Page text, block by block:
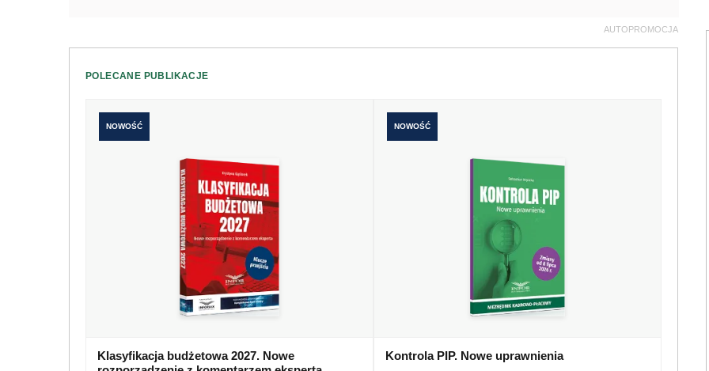
AUTOPROMOCJA
POLECANE PUBLIKACJE
NOWOŚĆ
Klasyfikacja budżetowa 2027. Nowe
NOWOŚĆ
Kontrola PIP. Nowe uprawnienia